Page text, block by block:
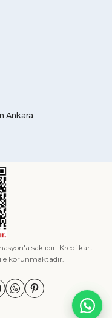
Ankara
saklıdır. Kredi kartı
korunmaktadır.